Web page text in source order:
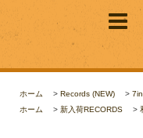
ホーム > Records (NEW) >
ホーム
> 新入荷RECORDS >